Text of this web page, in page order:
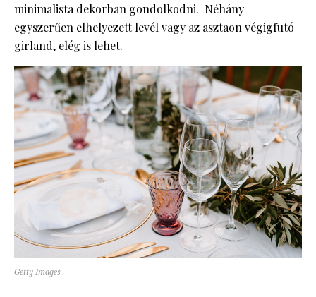
minimalista dekorban gondolkodni. Néhány
egyszerűen elhelyezett levél vagy az asztaon végigfutó
girland, elég is lehet.
Getty Images